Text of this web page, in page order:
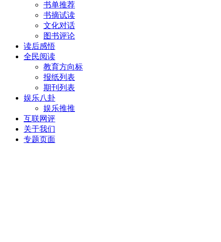
书单推荐
书摘试读
文化对话
图书评论
读后感悟
全民阅读
教育方向标
报纸列表
期刊列表
娱乐八卦
娱乐推推
互联网评
关于我们
专题页面